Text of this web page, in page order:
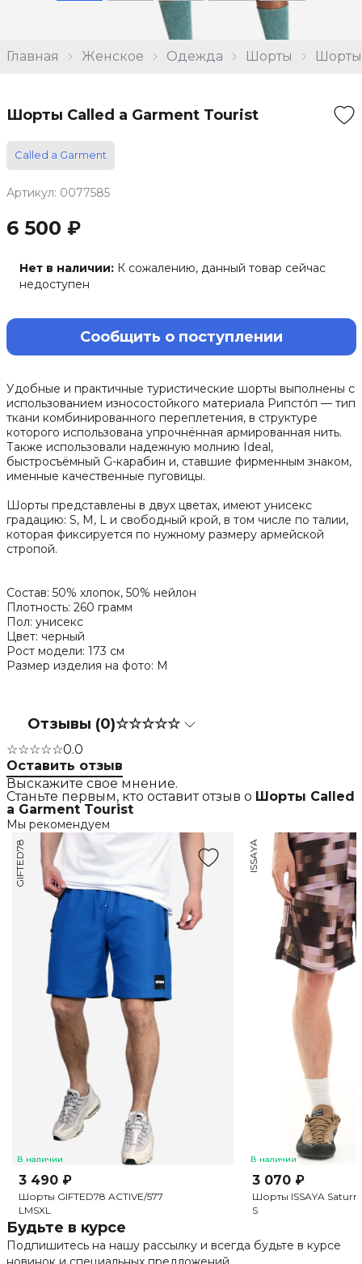
Главная Женское Одежда Шорты Шорты
Шорты Called a Garment Tourist
Called a Garment
Артикул: 0077585
6 500 ₽
Нет в наличии: К сожалению, данный товар сейчас
недоступен
Сообщить о поступлении
Удобные и практичные туристические шорты выполнены с
использованием износостойкого материала Рипсто́п — тип
ткани комбинированного переплетения, в структуре
которого использована упрочнённая армированная нить.
Также использовали надежную молнию Ideal,
быстросъёмный G-карабин и, ставшие фирменным знаком,
именные качественные пуговицы.
Шорты представлены в двух цветах, имеют унисекс
градацию: S, M, L и свободный крой, в том числе по талии,
которая фиксируется по нужному размеру армейской
стропой.
Состав: 50% хлопок, 50% нейлон
Плотность: 260 грамм
Пол: унисекс
Цвет: черный
Рост модели: 173 см
Размер изделия на фото: M
Отзывы (0)☆☆☆☆☆
☆☆☆☆☆0.0
Оставить отзыв
Выскажите свое мнение.
Станьте первым, кто оставит отзыв о Шорты Called
a Garment Tourist
Мы рекомендуем
В наличии
GIFTED78
3 490 ₽
Шорты GIFTED78 ACTIVE/577
LMSXL
В наличии
ISSAYA
3 070 ₽
Шорты ISSAYA Saturn
S
Будьте в курсе
Подпишитесь на нашу рассылку и всегда будьте в курсе